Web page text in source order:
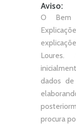
Aviso:
O Bem
dados
procura